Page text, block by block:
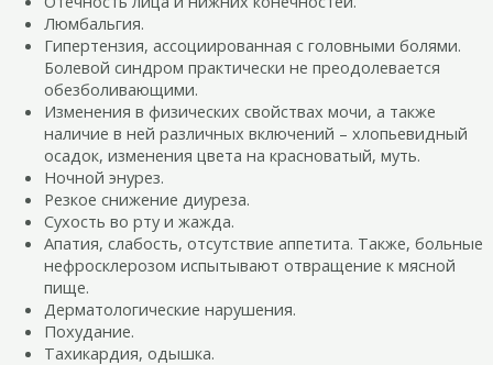
Люмбальгия.
Гипертензия, ассоциированная с головными болями.
Болевой синдром практически не преодолевается
обезболивающими.
Изменения в физических свойствах мочи, а также
наличие в ней различных включений – хлопьевидный
осадок, изменения цвета на красноватый, муть.
Ночной энурез.
Резкое снижение диуреза.
Сухость во рту и жажда.
Апатия, слабость, отсутствие аппетита. Также, больные
нефросклерозом испытывают отвращение к мясной
пище.
Дерматологические нарушения.
Похудание.
Тахикардия, одышка.